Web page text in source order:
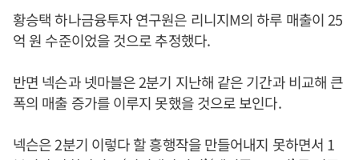
황승택 하나금융투자 연구원은 리니지M의 하루 매출이 25
억 원 수준이었을 것으로 추정했다.
반면 넥슨과 넷마블은 2분기 지난해 같은 기간과 비교해 큰
폭의 매출 증가를 이루지 못했을 것으로 보인다.
넥슨은 2분기 이렇다 할 흥행작을 만들어내지 못하면서 1